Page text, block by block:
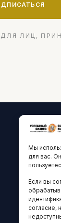
Мы
для вас.
Если вы
согласие,
ЛИЦ,
Стартапы
Цифровая
Остальные